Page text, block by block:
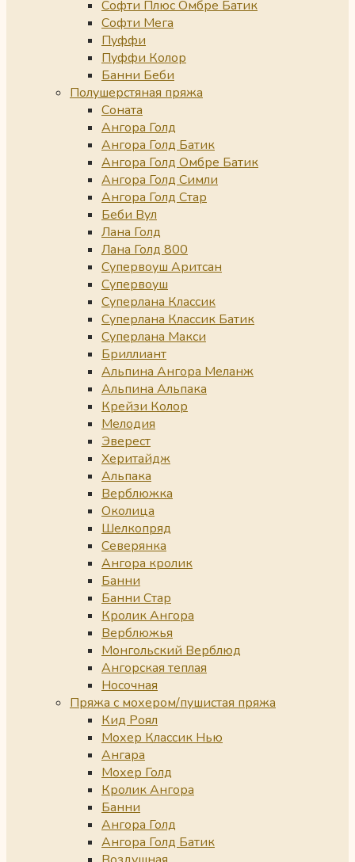
Софти Плюс Омбре Батик
Софти Мега
Пуффи
Пуффи Колор
Банни Беби
Полушерстяная пряжа
Соната
Ангора Голд
Ангора Голд Батик
Ангора Голд Омбре Батик
Ангора Голд Симли
Ангора Голд Стар
Беби Вул
Лана Голд
Лана Голд 800
Супервоуш Аритсан
Супервоуш
Суперлана Классик
Суперлана Классик Батик
Суперлана Макси
Бриллиант
Альпина Ангора Меланж
Альпина Альпака
Крейзи Колор
Мелодия
Эверест
Херитайдж
Альпака
Верблюжка
Околица
Шелкопряд
Северянка
Ангора кролик
Банни
Банни Стар
Кролик Ангора
Верблюжья
Монгольский Верблюд
Ангорская теплая
Носочная
Пряжа с мохером/пушистая пряжа
Кид Роял
Мохер Классик Нью
Ангара
Мохер Голд
Кролик Ангора
Банни
Ангора Голд
Ангора Голд Батик